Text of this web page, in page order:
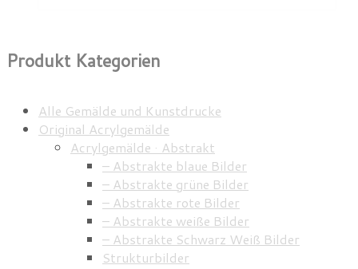
Produkt Kategorien
Alle Gemälde und Kunstdrucke
Original Acrylgemälde
Acrylgemälde · Abstrakt
– Abstrakte blaue Bilder
– Abstrakte grüne Bilder
– Abstrakte rote Bilder
– Abstrakte weiße Bilder
– Abstrakte Schwarz Weiß Bilder
Strukturbilder